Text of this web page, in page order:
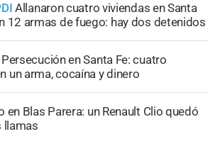
Allanaron cuatro viviendas en Santa
12 armas de fuego: hay dos detenidos
Persecución en Santa Fe: cuatro
un arma, cocaína y dinero
en Blas Parera: un Renault Clio quedó
llamas